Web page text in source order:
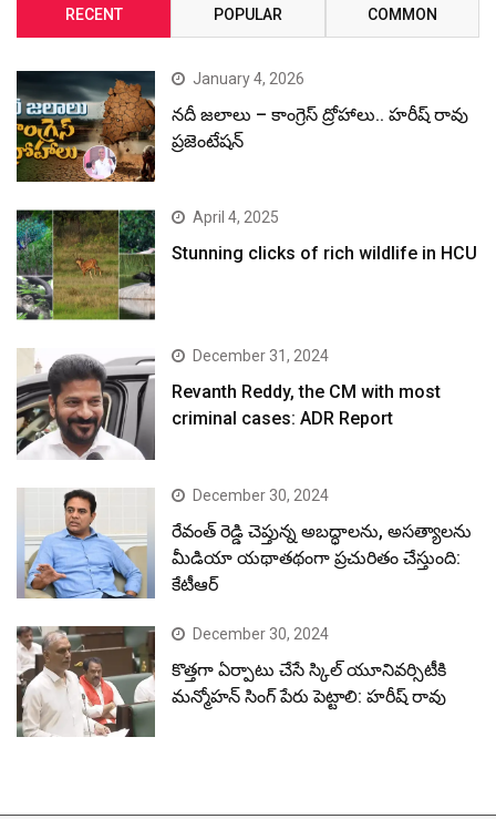
RECENT POPULAR COMMON
January 4, 2026
నదీ జలాలు – కాంగ్రెస్ ద్రోహాలు.. హరీష్ రావు
ప్రజెంటేషన్
April 4, 2025
Stunning clicks of rich wildlife in HCU
December 31, 2024
Revanth Reddy, the CM with most
criminal cases: ADR Report
December 30, 2024
రేవంత్ రెడ్డి చెప్తున్న అబద్ధాలను, అసత్యాలను
మీడియా యథాతథంగా ప్రచురితం చేస్తుంది:
కేటీఆర్
December 30, 2024
కొత్తగా ఏర్పాటు చేసే స్కిల్ యూనివర్సిటీకి
మన్మోహన్ సింగ్ పేరు పెట్టాలి: హరీష్ రావు